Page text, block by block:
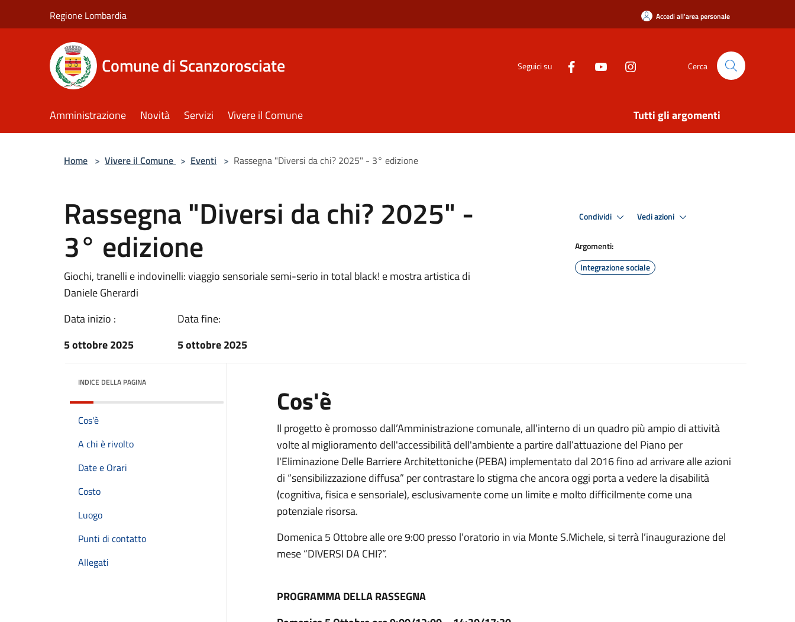
Regione Lombardia Accedi all'area personale
Comune di Scanzorosciate Seguici su Cerca
Amministrazione Novità Servizi Vivere il Comune Tutti gli argomenti
Home > Vivere il Comune > Eventi > Rassegna "Diversi da chi? 2025" - 3° edizione
Rassegna "Diversi da chi? 2025" -
3° edizione
Giochi, tranelli e indovinelli: viaggio sensoriale semi-serio in total black! e mostra artistica di
Daniele Gherardi
Data inizio :
5 ottobre 2025
Data fine:
5 ottobre 2025
Condividi Vedi azioni
Argomenti:
Integrazione sociale
INDICE DELLA PAGINA
Cos'è
A chi è rivolto
Date e Orari
Costo
Luogo
Punti di contatto
Allegati
Cos'è
Il progetto è promosso dall’Amministrazione comunale, all’interno di un quadro più ampio di attività
volte al miglioramento dell'accessibilità dell'ambiente a partire dall’attuazione del Piano per
l'Eliminazione Delle Barriere Architettoniche (PEBA) implementato dal 2016 fino ad arrivare alle azioni
di “sensibilizzazione diffusa” per contrastare lo stigma che ancora oggi porta a vedere la disabilità
(cognitiva, fisica e sensoriale), esclusivamente come un limite e molto difficilmente come una
potenziale risorsa.
Domenica 5 Ottobre alle ore 9:00 presso l’oratorio in via Monte S.Michele, si terrà l’inaugurazione del
mese “DIVERSI DA CHI?”.
PROGRAMMA DELLA RASSEGNA